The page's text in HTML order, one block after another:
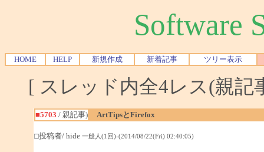
Software
HOME HELP 新規作成 新着記事 ツリー表示
[ スレッド内全4レス(親
■5703 / 親記事) ArtTipsとFirefox
□投稿者/ hide 一般人(1回)-(2014/08/22(Fri) 02:40:05)